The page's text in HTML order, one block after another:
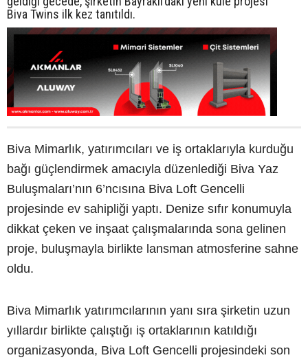
Biva Twins ilk kez tanıtıldı.
Biva Mimarlık, yatırımcıları ve iş ortaklarıyla kurduğu
bağı güçlendirmek amacıyla düzenlediği Biva Yaz
Buluşmaları’nın 6’ncısına Biva Loft Gencelli
projesinde ev sahipliği yaptı. Denize sıfır konumuyla
dikkat çeken ve inşaat çalışmalarında sona gelinen
proje, buluşmayla birlikte lansman atmosferine sahne
oldu.
Biva Mimarlık yatırımcılarının yanı sıra şirketin uzun
yıllardır birlikte çalıştığı iş ortaklarının katıldığı
organizasyonda, Biva Loft Gencelli projesindeki son